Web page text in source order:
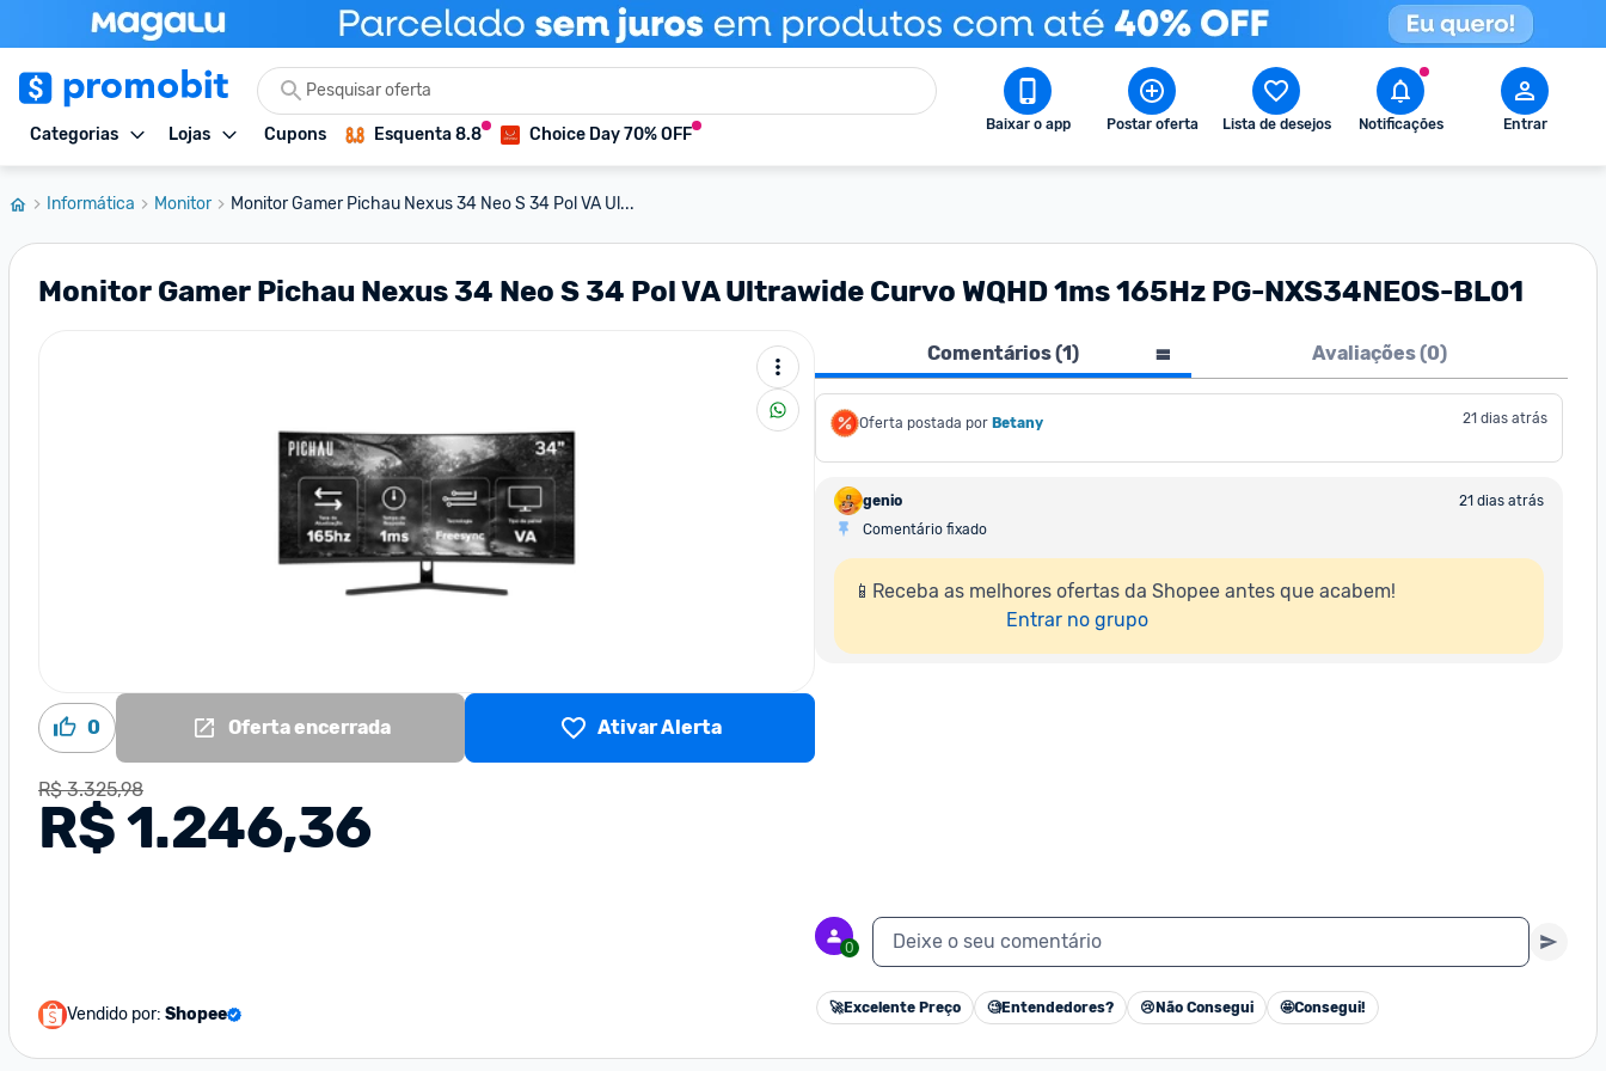
Categorias Lojas Cupons Esquenta 8.8 Choice Day 70% OFF Baixar o app Postar oferta Lista de desejos Notificações Entrar
Informática Monitor Monitor Gamer Pichau Nexus 34 Neo S 34 Pol VA Ul...
Monitor Gamer Pichau Nexus 34 Neo S 34 Pol VA Ultrawide Curvo WQHD 1ms 165Hz PG-NXS34NEOS-BL01
0 Oferta encerrada Ativar Alerta
R$ 3.325,98
R$ 1.246,36
Vendido por: Shopee
Comentários (1) Avaliações (0)
Oferta postada por Betany 21 dias atrás
genio
21 dias atrás
Comentário fixado
📱Receba as melhores ofertas da Shopee antes que acabem!
Entrar no grupo
0 Deixe o seu comentário
🚀Excelente Preço 🧐Entendedores? 😢 Não Consegui 🤩Consegui!